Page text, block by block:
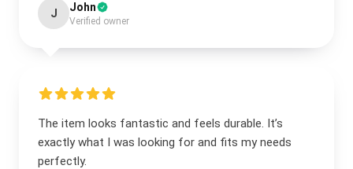
J John
Verified owner
The item looks fantastic and feels durable. It’s
exactly what I was looking for and fits my needs
perfectly.